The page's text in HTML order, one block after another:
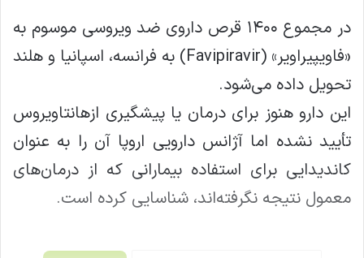
در مجموع ۱۴۰۰ قرص داروی ضد ویروسی موسوم به
«فاویپیراویر» (Favipiravir) به فرانسه، اسپانیا و هلند
تحویل داده می‌شود.
این دارو هنوز برای درمان یا پیشگیری از‌هانتاویروس
تأیید نشده اما آژانس دارویی اروپا آن را به عنوان
کاندیدایی برای استفاده بیمارانی که از درمان‌های
معمول نتیجه نگرفته‌اند، شناسایی کرده است.